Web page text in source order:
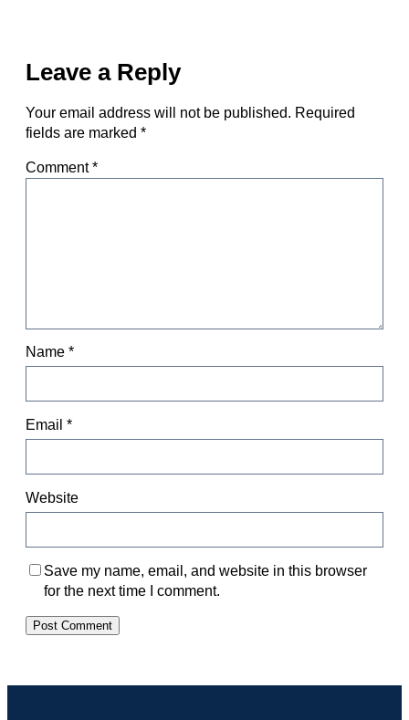
Leave a Reply
Your email address will not be published. Required
fields are marked *
Comment*
Name *
Email *
Website
Save my name, email, and website in this browser
for the next time I comment.